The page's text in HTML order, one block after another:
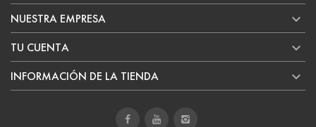
NUESTRA EMPRESA 
TU CUENTA 
INFORMACIÓN DE LA TIENDA 